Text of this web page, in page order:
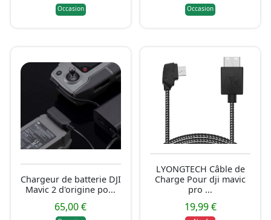
Occasion Occasion
Chargeur de batterie DJI
Mavic 2 d'origine po...
65,00 €
LYONGTECH Câble de
Charge Pour dji mavic
pro ...
19,99 €